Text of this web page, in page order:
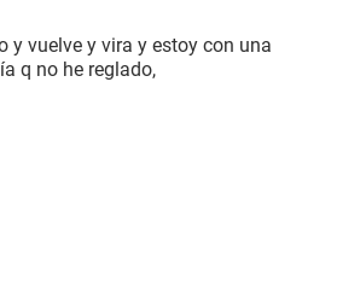
y vuelve y vira y estoy con una
q no he reglado,